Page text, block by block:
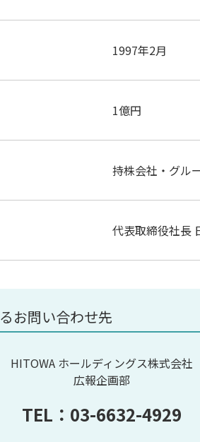
1997年2月
1億円
持株会社・グル
代表取締役社長
お問い合わせ先
HITOWA ホールディングス株式会社
広報企画部
TEL：03-6632-4929